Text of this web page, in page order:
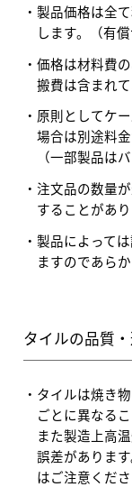
製品価格は全
します。（有
価格は材料費
搬費は含まれて
原則としてケ
場合は別途料金
（一部製品は
注文品の数量
することがあり
製品によって
ますのであら
タイルの品質
タイルは焼き
ごとに異なる
また製造上高
誤差がありま
はご注意くださ